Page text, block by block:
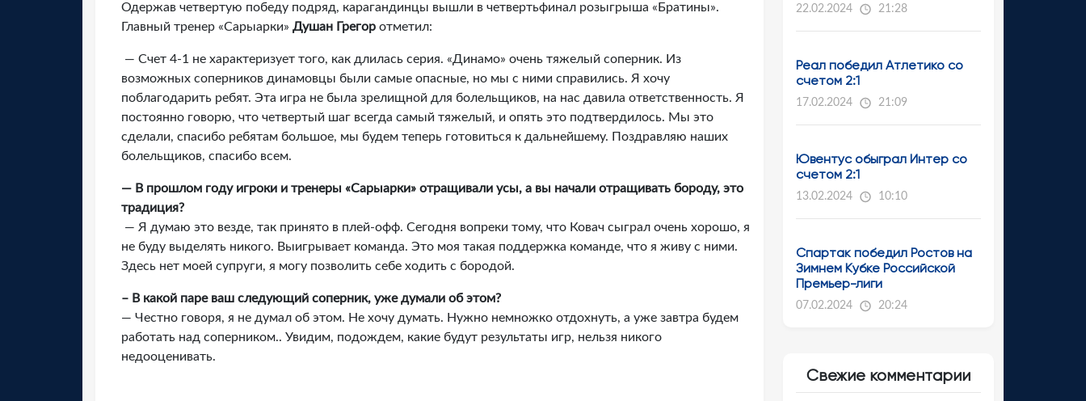
Одержав четвертую победу подряд, карагандинцы вышли в четвертьфинал розыгрыша «Братины».
Главный тренер «Сарыарки» Душан Грегор отметил:
— Счет 4-1 не характеризует того, как длилась серия. «Динамо» очень тяжелый соперник. Из
возможных соперников динамовцы были самые опасные, но мы с ними справились. Я хочу
поблагодарить ребят. Эта игра не была зрелищной для болельщиков, на нас давила ответственность. Я
постоянно говорю, что четвертый шаг всегда самый тяжелый, и опять это подтвердилось. Мы это
сделали, спасибо ребятам большое, мы будем теперь готовиться к дальнейшему. Поздравляю наших
болельщиков, спасибо всем.
— В прошлом году игроки и тренеры «Сарыарки» отращивали усы, а вы начали отращивать бороду, это
традиция?
— Я думаю это везде, так принято в плей-офф. Сегодня вопреки тому, что Ковач сыграл очень хорошо, я
не буду выделять никого. Выигрывает команда. Это моя такая поддержка команде, что я живу с ними.
Здесь нет моей супруги, я могу позволить себе ходить с бородой.
– В какой паре ваш следующий соперник, уже думали об этом?
— Честно говоря, я не думал об этом. Не хочу думать. Нужно немножко отдохнуть, а уже завтра будем
работать над соперником.. Увидим, подождем, какие будут результаты игр, нельзя никого
недооценивать.
22.02.2024 21:28
Реал победил Атлетико со
счетом 2:1
17.02.2024 21:09
Ювентус обыграл Интер со
счетом 2:1
13.02.2024 10:10
Спартак победил Ростов на
Зимнем Кубке Российской
Премьер-лиги
07.02.2024 20:24
Свежие комментарии